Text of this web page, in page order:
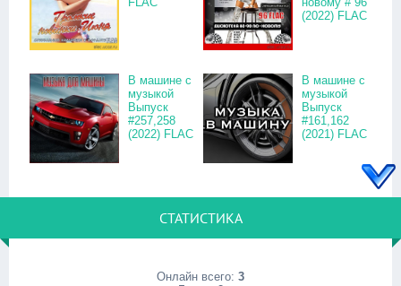
(2022) FLAC
В машине с
музыкой
Выпуск
#257,258
(2022) FLAC
В машине с
музыкой
Выпуск
#161,162
(2021) FLAC
СТАТИСТИКА
Онлайн всего: 3